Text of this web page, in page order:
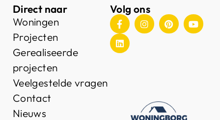
Direct naar
Woningen
Projecten
Gerealiseerde
projecten
Veelgestelde vragen
Contact
Nieuws
Volg ons